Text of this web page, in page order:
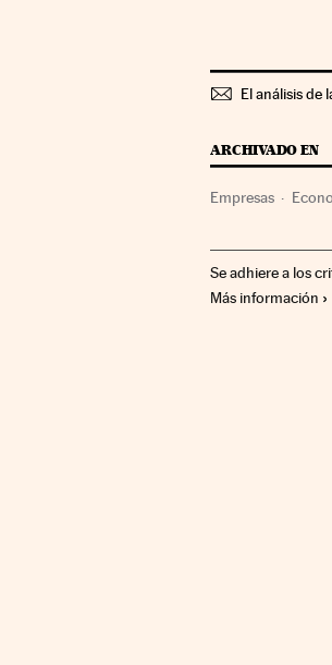
El análisis de
ARCHIVADO EN
Empresas
Se adhiere a los
Más información